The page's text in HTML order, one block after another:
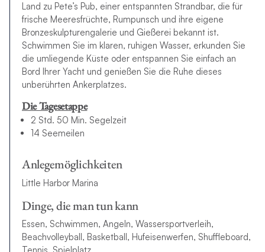
Land zu Pete’s Pub, einer entspannten Strandbar, die für
frische Meeresfrüchte, Rumpunsch und ihre eigene
Bronzeskulpturengalerie und Gießerei bekannt ist.
Schwimmen Sie im klaren, ruhigen Wasser, erkunden Sie
die umliegende Küste oder entspannen Sie einfach an
Bord Ihrer Yacht und genießen Sie die Ruhe dieses
unberührten Ankerplatzes.
Die Tagesetappe
2 Std. 50 Min. Segelzeit
14 Seemeilen
Anlegemöglichkeiten
Little Harbor Marina
Dinge, die man tun kann
Essen, Schwimmen, Angeln, Wassersportverleih,
Beachvolleyball, Basketball, Hufeisenwerfen, Shuffleboard,